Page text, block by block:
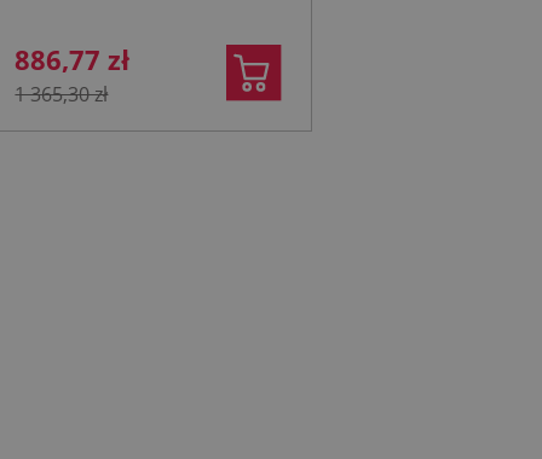
886,77 zł
1 365,30 zł